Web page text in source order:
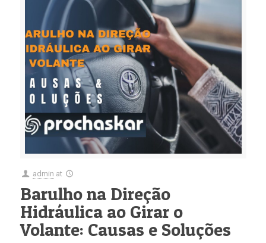
admin at
Barulho na Direção
Hidráulica ao Girar o
Volante: Causas e Soluções